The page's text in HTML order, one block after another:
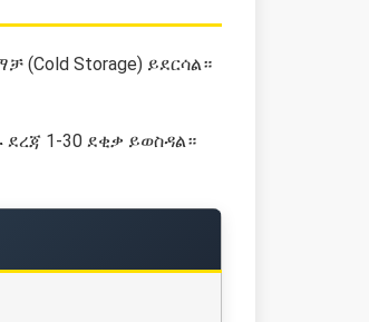
Storage) ይደርሳል።
1-30 ደቂቃ ይወስዳል።